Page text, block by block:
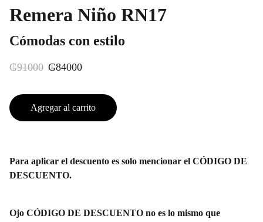
Remera Niño RN17
Cómodas con estilo
₲91000 ₲84000
Agregar al carrito
Para aplicar el descuento es solo mencionar el CÓDIGO DE
DESCUENTO.
Ojo CÓDIGO DE DESCUENTO no es lo mismo que